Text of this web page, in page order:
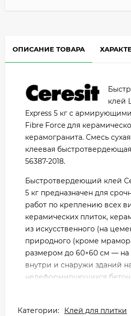
ОПИСАНИЕ ТОВАРА
клей
Express 5 кг с
Fibre Force для
керамогранита. Смесь
клеевая быстротвердеющая
56387-2018.
Быстротвердеющий клей
5 кг предназначен для
работ по креплению всех
керамических плиток,
из искусственного (на
природного (кроме
размером до 60×60 см — на
внутри и снаружи зданий
недеформирующихся
материалов CR 65, CR 166 и
Категории: Клей для плитки